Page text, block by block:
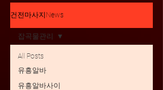
건전마사지News
All Posts
유흥알바
유흥알바사이
잡곡물관리